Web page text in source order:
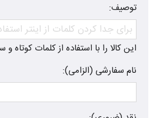
توصیف:
این کالا را با استفاده از کلمات کوتاه
نام سفارشی (الزامی):